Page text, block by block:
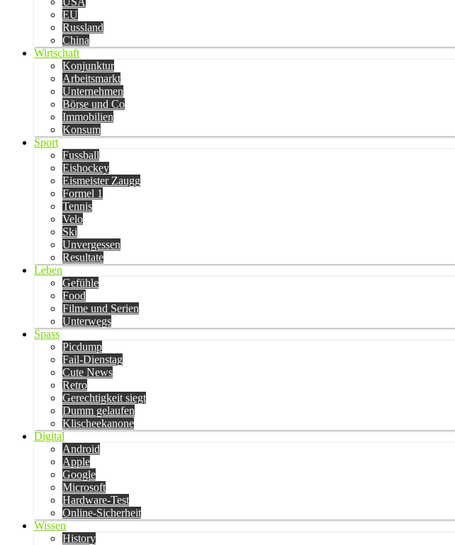
EU
Russland
China
Wirtschaft
Konjunktur
Arbeitsmarkt
Unternehmen
Börse und Co
Immobilien
Konsum
Sport
Fussball
Eishockey
Eismeister Zaugg
Formel 1
Tennis
Velo
Ski
Unvergessen
Resultate
Leben
Gefühle
Food
Filme und Serien
Unterwegs
Spass
Picdump
Fail-Dienstag
Cute News
Retro
Gerechtigkeit siegt
Dumm gelaufen
Klischeekanone
Digital
Android
Apple
Google
Microsoft
Hardware-Test
Online-Sicherheit
Wissen
History